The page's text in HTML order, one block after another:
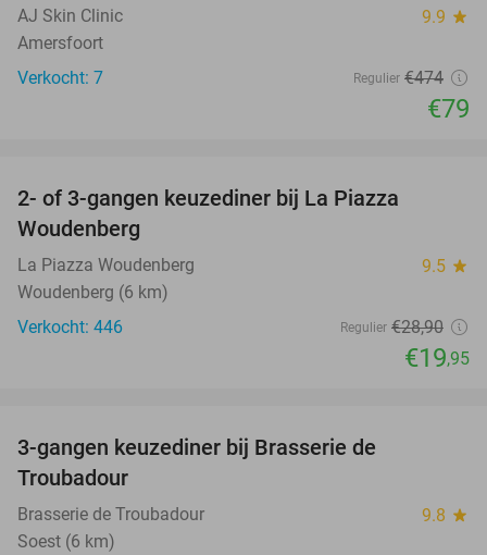
AJ Skin Clinic 9.9 star
Amersfoort
Verkocht: 7
Regulier €474
€79
2- of 3-gangen keuzediner bij La Piazza
Woudenberg
La Piazza Woudenberg 9.5 star
Woudenberg (6 km)
Verkocht: 446
Regulier €28,90
€19,95
3-gangen keuzediner bij Brasserie de
Troubadour
Brasserie de Troubadour 9.8 star
Soest (6 km)